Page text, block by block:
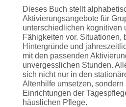
Dieses Buch stellt
Aktivierungsangebote für
unterschiedlichen kognitiven
Fähigkeiten vor. Situationen,
Hintergründe und
mit den passenden
unvergesslichen Stunden.
sich nicht nur in den
Altenhilfe umsetzen, sondern
Einrichtungen der
häuslichen Pflege.